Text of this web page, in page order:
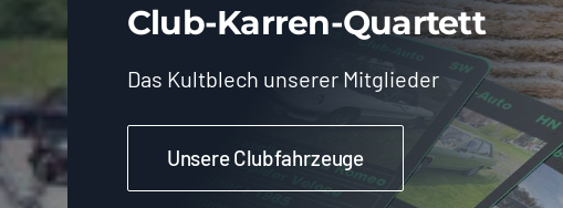
Club-Karren-Quartett
Das Kultblech unserer Mitglieder
Unsere Clubfahrzeuge